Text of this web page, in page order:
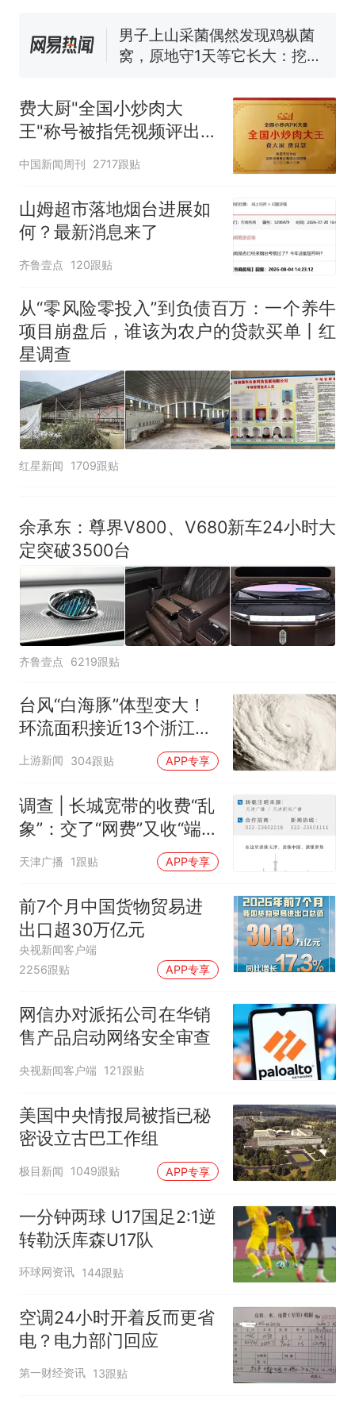
协会回应
男子上山采菌偶然发现鸡枞菌
窝，原地守1天等它长大：挖了
回大海 目击者直呼震惊 （视频
来源：参考消息）
笔试第一被第二名传话劝弃考
官方通报
热 那个在床头放菜刀的女孩，
人生
费大厨"全国小炒肉大
王"称号被指凭视频评出
官方回应
中国新闻周刊 2717跟贴
山姆超市落地烟台进展如
何？最新消息来了
齐鲁壹点 120跟贴
从“零风险零投入”到负债百万：一个养牛
项目崩盘后，谁该为农户的贷款买单丨红
星调查
红星新闻 1709跟贴
余承东：尊界V800、V680新车24小时大
定突破3500台
齐鲁壹点 6219跟贴
台风“白海豚”体型变大！
环流面积接近13个浙江那
么大
上游新闻 304跟贴 APP专享
调查 | 长城宽带的收费“乱
象”：交了“网费”又收“端口
费”，退费没着落，使用期
天津广播 1跟贴 APP专享
前7个月中国货物贸易进
出口超30万亿元
央视新闻客户端
2256跟贴
APP专享
网信办对派拓公司在华销
售产品启动网络安全审查
央视新闻客户端 121跟贴
美国中央情报局被指已秘
密设立古巴工作组
极目新闻 1049跟贴 APP专享
一分钟两球 U17国足2:1逆
转勒沃库森U17队
环球网资讯 144跟贴
空调24小时开着反而更省
电？电力部门回应
第一财经资讯 13跟贴